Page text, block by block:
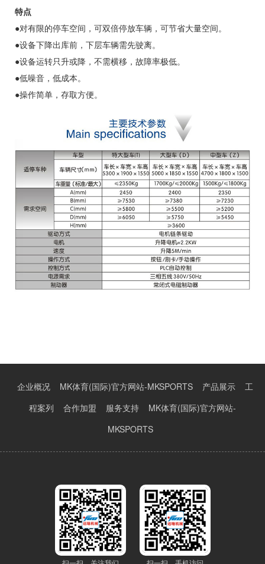
特点
●对有限的停车空间，可双倍停放车辆，可节省大量空间。
●设备下降出库前，下层车辆需先驶离。
●设备运转只升或降，不需横移，故障率极低。
●低噪音，低成本。
●操作简单，存取方便。
企业概况 MK体育(国际)官方网站-MKSPORTS 产品展示
工
程案列
合作加盟 服务支持
MK体育(国际)官方网站-
MKSPORTS